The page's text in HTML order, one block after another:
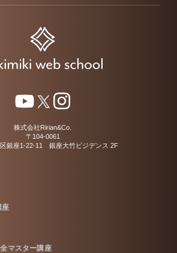
株式会社Ririan&Co.
〒104-0061
銀座1-22-11 銀座大竹ビジデンス 2F
座
マスター講座